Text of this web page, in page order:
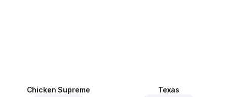
Chicken Supreme Texas